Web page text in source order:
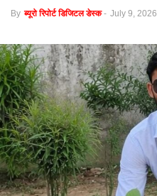
By ब्यूरो रिपोर्ट डिजिटल डेस्क - July 9, 2026